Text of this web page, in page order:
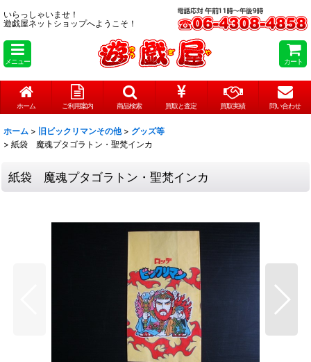
いらっしゃいませ！
遊戯屋ネットショップへようこそ！
メニュー カート
ホーム ご利用案内 商品検索 買取と査定 買取実績 問い合わせ
ホーム > 旧ビックリマンその他 > グッズ等
> 紙袋 魔魂プタゴラトン・聖梵インカ
紙袋 魔魂プタゴラトン・聖梵インカ